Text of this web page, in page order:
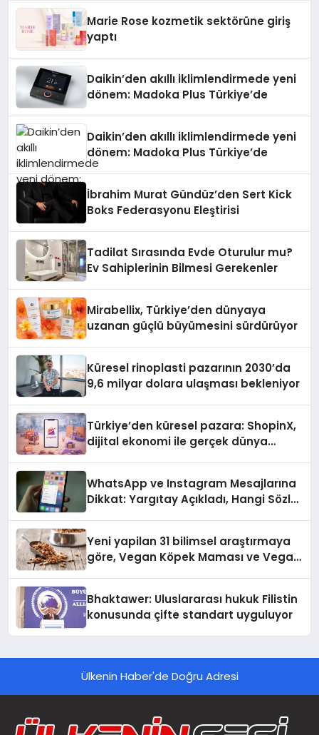
Marie Rose kozmetik sektörüne giriş
yaptı
Daikin’den akıllı iklimlendirmede yeni
dönem: Madoka Plus Türkiye’de
Daikin’den akıllı iklimlendirmede yeni
dönem: Madoka Plus Türkiye’de
İbrahim Murat Gündüz’den Sert Kick
Boks Federasyonu Eleştirisi
Tadilat Sırasında Evde Oturulur mu?
Ev Sahiplerinin Bilmesi Gerekenler
Mirabellix, Türkiye’den dünyaya
uzanan güçlü büyümesini sürdürüyor
Küresel rinoplasti pazarının 2030’da
9,6 milyar dolara ulaşması bekleniyor
Türkiye’den küresel pazara: ShopinX,
dijital ekonomi ile gerçek dünya
WhatsApp ve Instagram Mesajlarına
Dikkat: Yargıtay Açıkladı, Hangi Sözler
Yeni yapilan 31 bilimsel araştırmaya
göre, Vegan Köpek Maması ve Vegan
Bhaktawer: Uluslararası hukuk Filistin
konusunda çifte standart uyguluyor
Ülkenin Haber'de Doğru Adresi